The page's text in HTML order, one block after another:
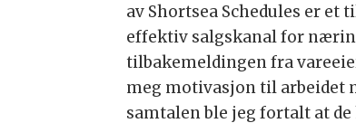
av Shortsea Schedules er
effektiv salgskanal for
tilbakemeldingen fra
meg motivasjon til arbeidet
samtalen ble jeg fortalt at